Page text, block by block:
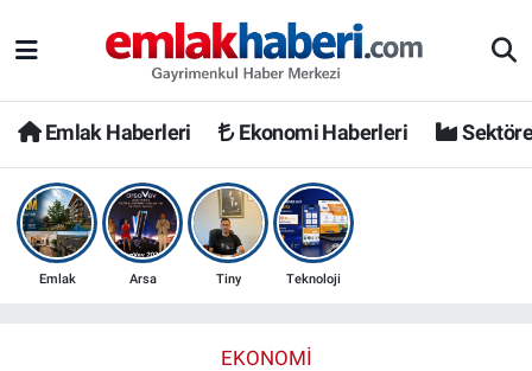
Emlak Haberleri Ekonomi Haberleri
Emlak Arsa Tiny Teknoloji
EKONOMI